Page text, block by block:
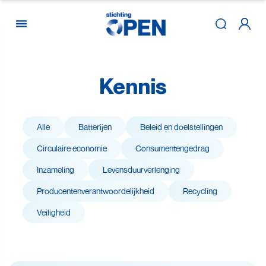
Kennis
Alle Batterijen Beleid en doelstellingen
Circulaire economie Consumenten­gedrag
Inzameling Levensduur­verlenging
Producenten­­­­verantwoor­delijk­heid Recycling
Veiligheid